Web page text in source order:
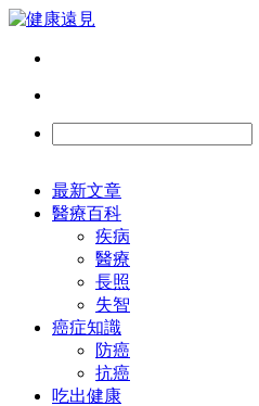
最新文章
醫療百科
疾病
醫療
長照
失智
癌症知識
防癌
抗癌
吃出健康